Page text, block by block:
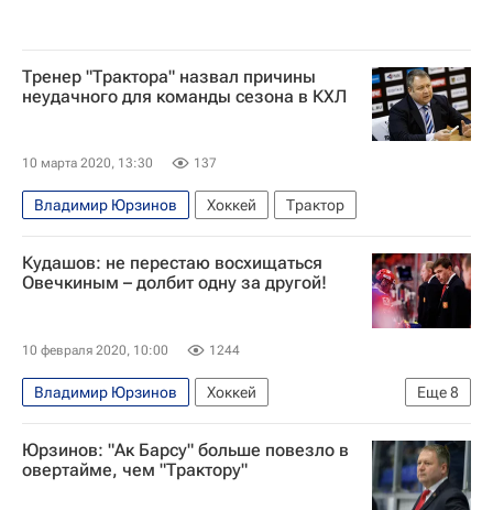
Тренер "Трактора" назвал причины
неудачного для команды сезона в КХЛ
10 марта 2020, 13:30 137
Владимир Юрзинов Хоккей Трактор
Кудашов: не перестаю восхищаться
Овечкиным – долбит одну за другой!
10 февраля 2020, 10:00 1244
Еще8
Владимир Юрзинов
Хоккей
Интервью РИА Спорт
Александр Овечкин
Федерация хоккея России (ФХР)
Олег Знарок
Чемпионат мира по хоккею
Юрзинов: "Ак Барсу" больше повезло в
овертайме, чем "Трактору"